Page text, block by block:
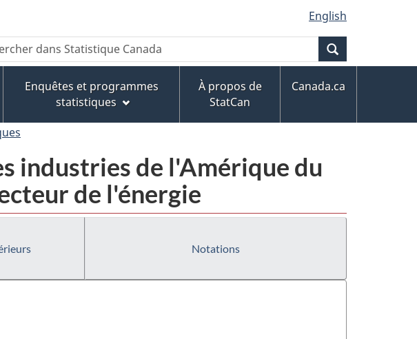
English
Enquêtes et programmes
statistiques
À propos de
StatCan
Canada.ca
industries de l'Amérique du
de l'énergie
Notations